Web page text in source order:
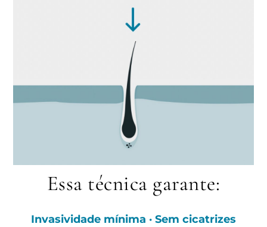
Essa técnica garante:
Invasividade mínima · Sem cicatrizes